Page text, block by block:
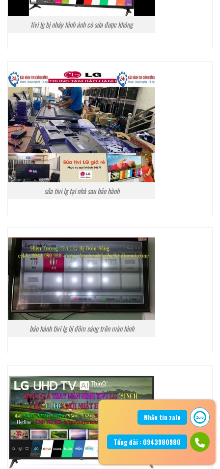
tivi lg bị nháy hình ảnh có sửa được không
sửa tivi lg tại nhà sau bảo hành
bảo hành tivi lg bị đốm sáng trên màn hình
Nhắn tin zalo
Tổng đài : 0943980980